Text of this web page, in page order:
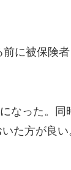
に被保険
なった。
た方が良い